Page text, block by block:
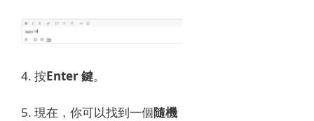
4. 按Enter 鍵。
5. 現在，你可以找到一個隨機